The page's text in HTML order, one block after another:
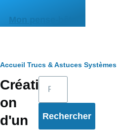
Mon pense-bête
Fil
d'Ariane
Accueil Trucs & Astuces Systèmes
Créati
on
d'un